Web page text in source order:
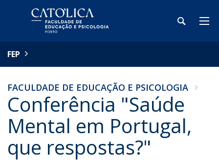
FEP
FACULDADE DE EDUCAÇÃO E PSICOLOGIA
Conferência "Saúde
Mental em Portugal,
que respostas?"